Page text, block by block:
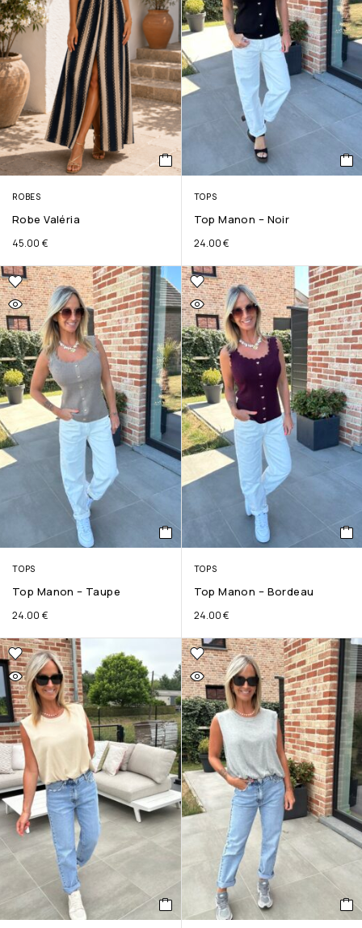
ROBES
Robe Valéria
45.00 €
TOPS
Top Manon – Noir
24.00€
TOPS
Top Manon – Taupe
24.00 €
TOPS
Top Manon – Bordeau
24.00€